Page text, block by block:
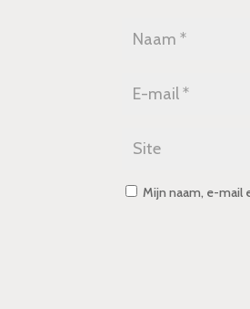
Mijn naam, e-mail